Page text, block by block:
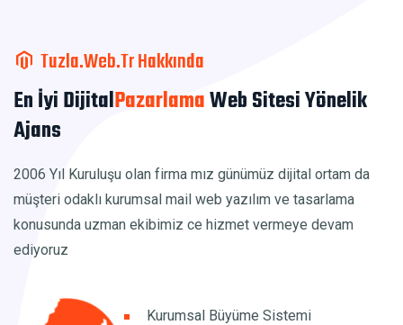
Tuzla.Web.Tr Hakkında
En İyi DijitalPazarlamaWeb Sitesi Yönelik
Ajans
2006 Yıl Kuruluşu olan firma mız günümüz dijital ortam da
müşteri odaklı kurumsal mail web yazılım ve tasarlama
konusunda uzman ekibimiz ce hizmet vermeye devam
ediyoruz
Kurumsal Büyüme Sistemi